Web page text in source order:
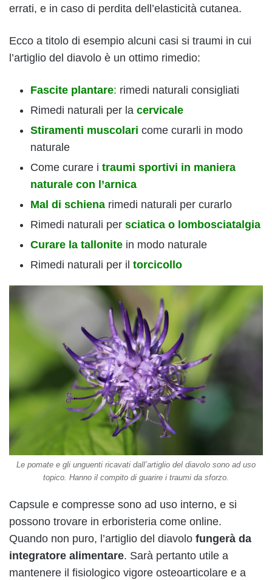
errati, e in caso di perdita dell’elasticità cutanea.
Ecco a titolo di esempio alcuni casi si traumi in cui
l’artiglio del diavolo è un ottimo rimedio:
Fascite plantare: rimedi naturali consigliati
Rimedi naturali per la cervicale
Stiramenti muscolari come curarli in modo
naturale
Come curare i traumi sportivi in maniera
naturale con l’arnica
Mal di schiena rimedi naturali per curarlo
Rimedi naturali per sciatica o lombosciatalgia
Curare la tallonite in modo naturale
Rimedi naturali per il torcicollo
Le pomate e gli unguenti ricavati dall’artiglio del diavolo sono ad uso
topico. Hanno il compito di guarire i traumi da sforzo.
Capsule e compresse sono ad uso interno, e si
possono trovare in erboristeria come online.
Quando non puro, l’artiglio del diavolo fungerà da
integratore alimentare. Sarà pertanto utile a
mantenere il fisiologico vigore osteoarticolare e a